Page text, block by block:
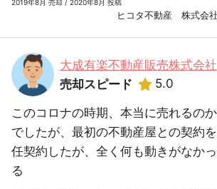
2019年8月 売却 / 2020年8月 投稿
ヒコタ不動産 株式会
大成有楽不動産販売株式会社
売却スピード
5.0
このコロナの時期、本当に売れるの
でしたが、最初の不動産屋との契約
任契約したが、全く何も動きがなか
る